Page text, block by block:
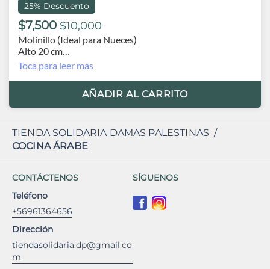
25% Descuento
$7,500 $10,000
Molinillo (Ideal para Nueces)
Alto 20 cm
Material plástico
Origen Turquía
Toca para leer más
AÑADIR AL CARRITO
TIENDA SOLIDARIA DAMAS PALESTINAS /
COCINA ÁRABE
CONTÁCTENOS
Teléfono
+56961364656
Dirección
tiendasolidaria.dp@gmail.co
m
SÍGUENOS